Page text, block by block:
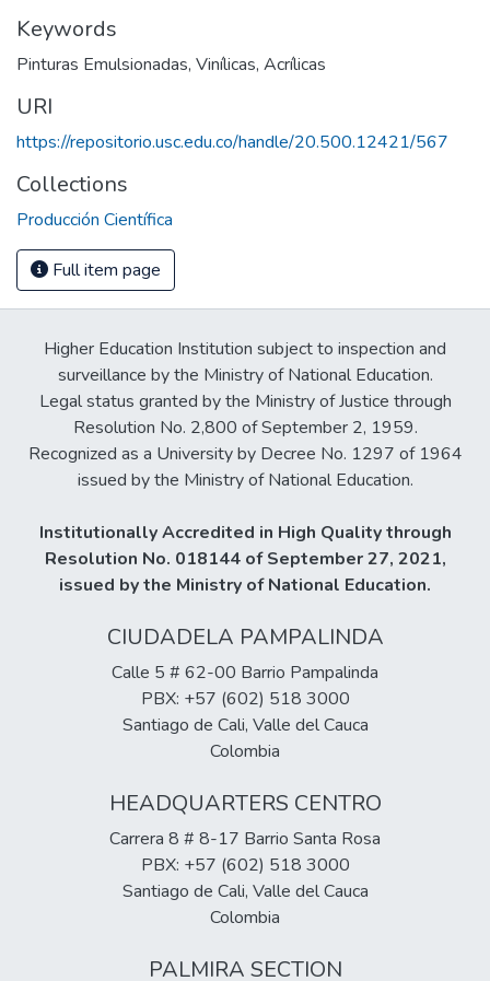
Keywords
Pinturas Emulsionadas, Vinílicas, Acrílicas
URI
https://repositorio.usc.edu.co/handle/20.500.12421/567
Collections
Producción Científica
Full item page
Higher Education Institution subject to inspection and
surveillance by the Ministry of National Education.
Legal status granted by the Ministry of Justice through
Resolution No. 2,800 of September 2, 1959.
Recognized as a University by Decree No. 1297 of 1964
issued by the Ministry of National Education.
Institutionally Accredited in High Quality through
Resolution No. 018144 of September 27, 2021,
issued by the Ministry of National Education.
CIUDADELA PAMPALINDA
Calle 5 # 62-00 Barrio Pampalinda
PBX: +57 (602) 518 3000
Santiago de Cali, Valle del Cauca
Colombia
HEADQUARTERS CENTRO
Carrera 8 # 8-17 Barrio Santa Rosa
PBX: +57 (602) 518 3000
Santiago de Cali, Valle del Cauca
Colombia
PALMIRA SECTION